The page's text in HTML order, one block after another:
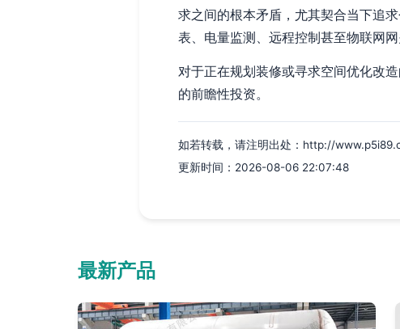
求之间的根本矛盾，尤其契合当下追
表、电量监测、远程控制甚至物联网
对于正在规划装修或寻求空间优化改
的前瞻性投资。
如若转载，请注明出处：http://
更新时间：2026-08-06 22:07:48
最新产品